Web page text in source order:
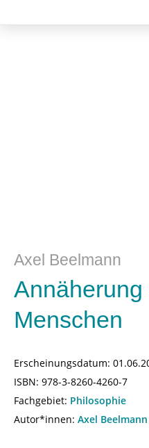
Axel Beelmann
Annäherung
Menschen
Erscheinungsdatum:
ISBN: 978-3-8260-4260-7
Fachgebiet: Philosophie
Autor*innen: Axel Beelmann